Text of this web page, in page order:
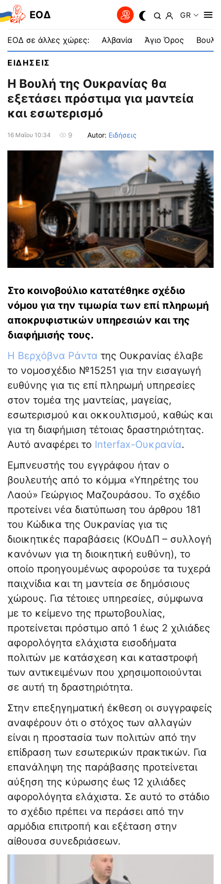
EOΔ GR
ΕΟΔ σε άλλες χώρες: Αλβανία Άγιο Όρος
ΕΙΔΗΣΕΙΣ
Η Βουλή της Ουκρανίας θα
εξετάσει πρόστιμα για μαντεία
και εσωτερισμό
16 Μαΐου 10:34 9 Autor: Ειδήσεις
Στο κοινοβούλιο κατατέθηκε σχέδιο
νόμου για την τιμωρία των επί πληρωμή
αποκρυφιστικών υπηρεσιών και της
διαφήμισής τους.
Η Βερχόβνα Ράντα της Ουκρανίας έλαβε
το νομοσχέδιο №15251 για την εισαγωγή
ευθύνης για τις επί πληρωμή υπηρεσίες
στον τομέα της μαντείας, μαγείας,
εσωτερισμού και οκκουλτισμού, καθώς και
για τη διαφήμιση τέτοιας δραστηριότητας.
Αυτό αναφέρει το Interfax-Ουκρανία.
Εμπνευστής του εγγράφου ήταν ο
βουλευτής από το κόμμα «Υπηρέτης του
Λαού» Γεώργιος Μαζουράσου. Το σχέδιο
προτείνει νέα διατύπωση του άρθρου 181
του Κώδικα της Ουκρανίας για τις
διοικητικές παραβάσεις (ΚΟυΔΠ – συλλογή
κανόνων για τη διοικητική ευθύνη), το
οποίο προηγουμένως αφορούσε τα τυχερά
παιχνίδια και τη μαντεία σε δημόσιους
χώρους. Για τέτοιες υπηρεσίες, σύμφωνα
με το κείμενο της πρωτοβουλίας,
προτείνεται πρόστιμο από 1 έως 2 χιλιάδες
αφορολόγητα ελάχιστα εισοδήματα
πολιτών με κατάσχεση και καταστροφή
των αντικειμένων που χρησιμοποιούνται
σε αυτή τη δραστηριότητα.
Στην επεξηγηματική έκθεση οι συγγραφείς
αναφέρουν ότι ο στόχος των αλλαγών
είναι η προστασία των πολιτών από την
επίδραση των εσωτερικών πρακτικών. Για
επανάληψη της παράβασης προτείνεται
αύξηση της κύρωσης έως 12 χιλιάδες
αφορολόγητα ελάχιστα. Σε αυτό το στάδιο
το σχέδιο πρέπει να περάσει από την
αρμόδια επιτροπή και εξέταση στην
αίθουσα συνεδριάσεων.